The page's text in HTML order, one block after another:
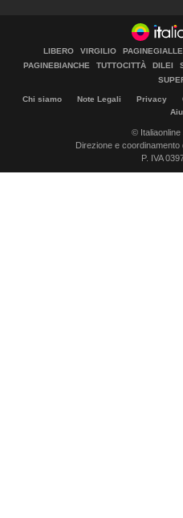
LIBERO VIRGILIO PAGINEGIALLE
PAGINEBIANCHE
TUTTOCITTÀ DILEI
Chi siamo Note Legali Privacy
© Italiaonline
Direzione e coordinamento
P. IVA